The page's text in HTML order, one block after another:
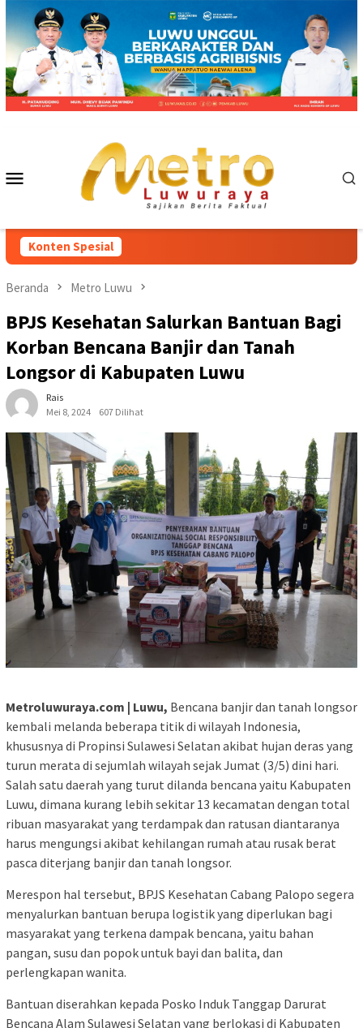
Loncat
ke
konten
Mobile
Konten Spesial
Beranda Metro Luwu
BPJS Kesehatan Salurkan Bantuan Bagi
Korban Bencana Banjir dan Tanah
Longsor di Kabupaten Luwu
Rais
Mei 8, 2024
607 Dilihat
Metroluwuraya.com | Luwu, Bencana banjir dan tanah longsor
kembali melanda beberapa titik di wilayah Indonesia,
khususnya di Propinsi Sulawesi Selatan akibat hujan deras yang
turun merata di sejumlah wilayah sejak Jumat (3/5) dini hari.
Salah satu daerah yang turut dilanda bencana yaitu Kabupaten
Luwu, dimana kurang lebih sekitar 13 kecamatan dengan total
ribuan masyarakat yang terdampak dan ratusan diantaranya
harus mengungsi akibat kehilangan rumah atau rusak berat
pasca diterjang banjir dan tanah longsor.
Merespon hal tersebut, BPJS Kesehatan Cabang Palopo segera
menyalurkan bantuan berupa logistik yang diperlukan bagi
masyarakat yang terkena dampak bencana, yaitu bahan
pangan, susu dan popok untuk bayi dan balita, dan
perlengkapan wanita.
Bantuan diserahkan kepada Posko Induk Tanggap Darurat
Bencana Alam Sulawesi Selatan yang berlokasi di Kabupaten